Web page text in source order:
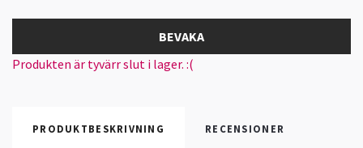
BEVAKA
Produkten är tyvärr slut i lager. :(
PRODUKTBESKRIVNING RECENSIONER